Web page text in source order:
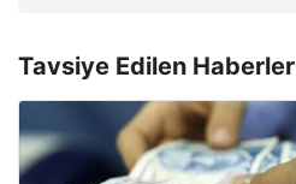
Tavsiye Edilen Haberler